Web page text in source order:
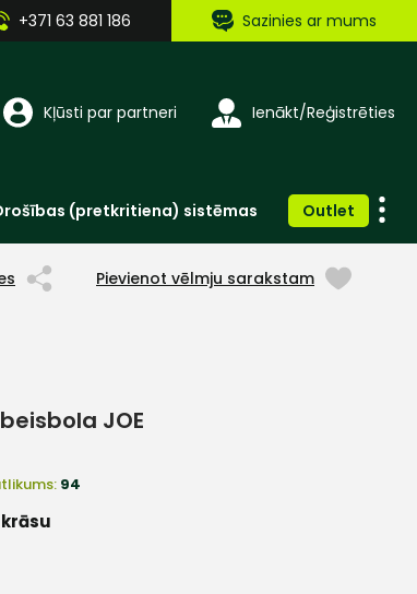
+371 63 881 186 Sazinies ar mums
Kļūsti par partneri Ienākt/Reģistrēties
(pretkritiena) sistēmas Outlet
Pievienot vēlmju sarakstam
JOE
94